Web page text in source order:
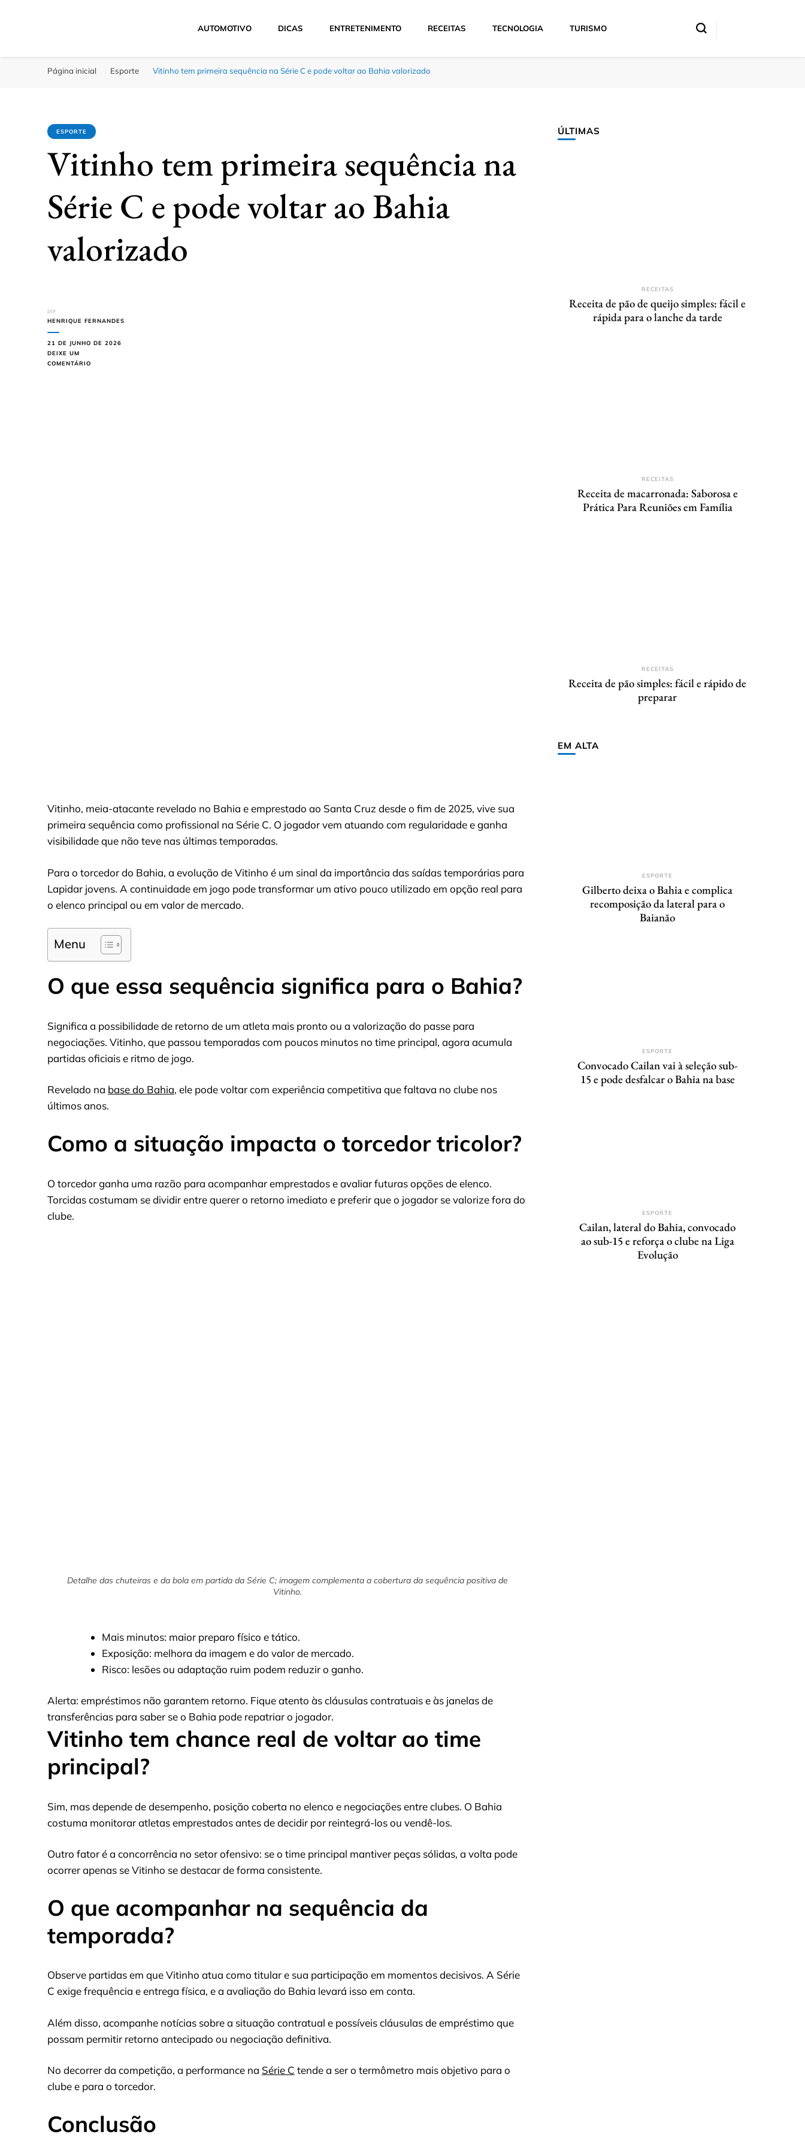
Click Bahia
AUTOMOTIVO DICAS ENTRETENIMENTO RECEITAS TECNOLOGIA TURISMO
Página inicial Esporte Vitinho tem primeira sequência na Série C e pode voltar ao Bahia valorizado
ESPORTE
Vitinho tem primeira sequência na
Série C e pode voltar ao Bahia
valorizado
por
HENRIQUE FERNANDES
21 DE JUNHO DE 2026
DEIXE UM
COMENTÁRIO
Vitinho, meia-atacante revelado no Bahia e emprestado ao Santa Cruz desde o fim de 2025, vive sua
primeira sequência como profissional na Série C. O jogador vem atuando com regularidade e ganha
visibilidade que não teve nas últimas temporadas.
Para o torcedor do Bahia, a evolução de Vitinho é um sinal da importância das saídas temporárias para
Lapidar jovens. A continuidade em jogo pode transformar um ativo pouco utilizado em opção real para
o elenco principal ou em valor de mercado.
Menu
O que essa sequência significa para o Bahia?
Significa a possibilidade de retorno de um atleta mais pronto ou a valorização do passe para
negociações. Vitinho, que passou temporadas com poucos minutos no time principal, agora acumula
partidas oficiais e ritmo de jogo.
Revelado na base do Bahia, ele pode voltar com experiência competitiva que faltava no clube nos
últimos anos.
Como a situação impacta o torcedor tricolor?
O torcedor ganha uma razão para acompanhar emprestados e avaliar futuras opções de elenco.
Torcidas costumam se dividir entre querer o retorno imediato e preferir que o jogador se valorize fora do
clube.
Detalhe das chuteiras e da bola em partida da Série C; imagem complementa a cobertura da sequência positiva de
Vitinho.
Mais minutos: maior preparo físico e tático.
Exposição: melhora da imagem e do valor de mercado.
Risco: lesões ou adaptação ruim podem reduzir o ganho.
Alerta: empréstimos não garantem retorno. Fique atento às cláusulas contratuais e às janelas de
transferências para saber se o Bahia pode repatriar o jogador.
Vitinho tem chance real de voltar ao time
principal?
Sim, mas depende de desempenho, posição coberta no elenco e negociações entre clubes. O Bahia
costuma monitorar atletas emprestados antes de decidir por reintegrá-los ou vendê-los.
Outro fator é a concorrência no setor ofensivo: se o time principal mantiver peças sólidas, a volta pode
ocorrer apenas se Vitinho se destacar de forma consistente.
O que acompanhar na sequência da
temporada?
Observe partidas em que Vitinho atua como titular e sua participação em momentos decisivos. A Série
C exige frequência e entrega física, e a avaliação do Bahia levará isso em conta.
Além disso, acompanhe notícias sobre a situação contratual e possíveis cláusulas de empréstimo que
possam permitir retorno antecipado ou negociação definitiva.
No decorrer da competição, a performance na Série C tende a ser o termômetro mais objetivo para o
clube e para o torcedor.
Conclusão
ÚLTIMAS
RECEITAS
Receita de pão de queijo simples: fácil e
rápida para o lanche da tarde
RECEITAS
Receita de macarronada: Saborosa e
Prática Para Reuniões em Família
RECEITAS
Receita de pão simples: fácil e rápido de
preparar
EM ALTA
ESPORTE
Gilberto deixa o Bahia e complica
recomposição da lateral para o
Baianão
ESPORTE
Convocado Cailan vai à seleção sub-
15 e pode desfalcar o Bahia na base
ESPORTE
Cailan, lateral do Bahia, convocado
ao sub-15 e reforça o clube na Liga
Evolução